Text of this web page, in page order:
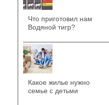
Что приготовил нам
Водяной тигр?
Какое жилье нужно
семье с детьми